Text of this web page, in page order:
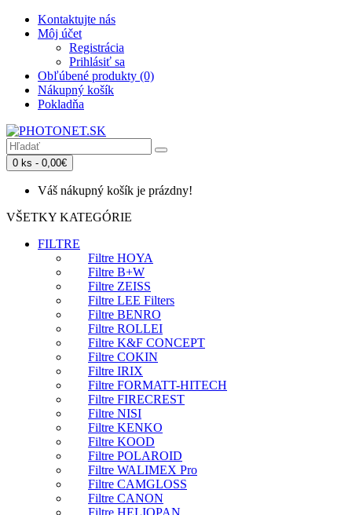
Kontaktujte nás
Môj účet
Registrácia
Prihlásiť sa
Obľúbené produkty (0)
Nákupný košík
Pokladňa
0 ks - 0,00€
Váš nákupný košík je prázdny!
VŠETKY KATEGÓRIE
FILTRE
Filtre HOYA
Filtre B+W
Filtre ZEISS
Filtre LEE Filters
Filtre BENRO
Filtre ROLLEI
Filtre K&F CONCEPT
Filtre COKIN
Filtre IRIX
Filtre FORMATT-HITECH
Filtre FIRECREST
Filtre NISI
Filtre KENKO
Filtre KOOD
Filtre POLAROID
Filtre WALIMEX Pro
Filtre CAMGLOSS
Filtre CANON
Filtre HELIOPAN